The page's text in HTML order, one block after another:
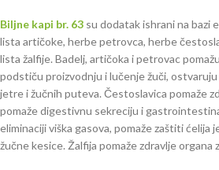
Biljne kapi br. 63 su dodatak ishrani na bazi
lista artičoke, herbe petrovca, herbe
lista žalfije. Badelj, artičoka i petrovac
podstiču proizvodnju i lučenje žuči,
jetre i žučnih puteva. Čestoslavica pomaže
pomaže digestivnu sekreciju i
eliminaciji viška gasova, pomaže zaštiti ćelija
žučne kesice. Žalfija pomaže zdravlje organa